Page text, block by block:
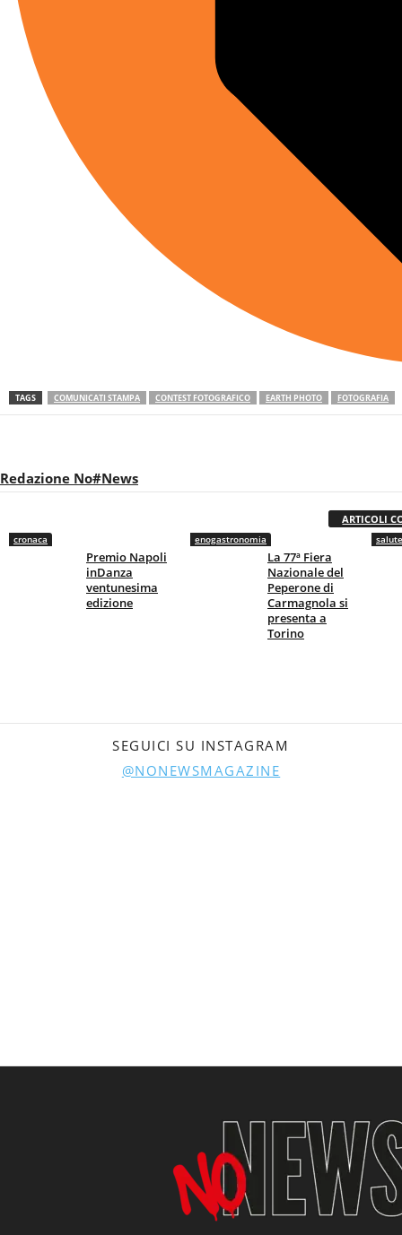
TAGS COMUNICATI STAMPA CONTEST FOTOGRAFICO EARTH PHOTO FOTOGRAFIA
Redazione No#News
ARTICOLI
cronaca
Premio Napoli
inDanza
ventunesima
edizione
enogastronomia
La 77ª Fiera
Nazionale del
Peperone di
Carmagnola si
presenta a
Torino
SEGUICI SU INSTAGRAM
@NONEWSMAGAZINE